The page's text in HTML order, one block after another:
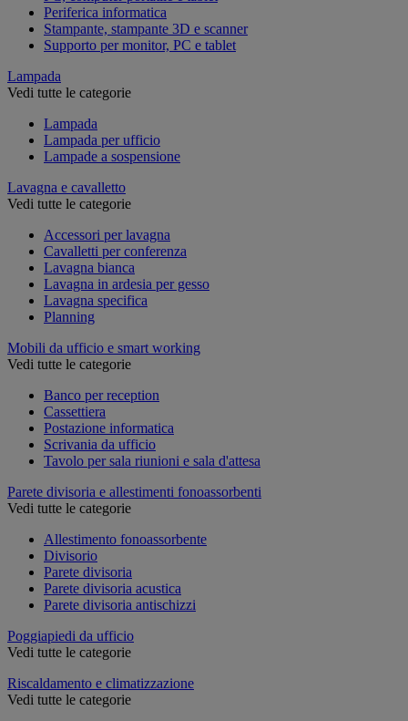
Periferica informatica
Stampante, stampante 3D e scanner
Supporto per monitor, PC e tablet
Lampada
Vedi tutte le categorie
Lampada
Lampada per ufficio
Lampade a sospensione
Lavagna e cavalletto
Vedi tutte le categorie
Accessori per lavagna
Cavalletti per conferenza
Lavagna bianca
Lavagna in ardesia per gesso
Lavagna specifica
Planning
Mobili da ufficio e smart working
Vedi tutte le categorie
Banco per reception
Cassettiera
Postazione informatica
Scrivania da ufficio
Tavolo per sala riunioni e sala d'attesa
Parete divisoria e allestimenti fonoassorbenti
Vedi tutte le categorie
Allestimento fonoassorbente
Divisorio
Parete divisoria
Parete divisoria acustica
Parete divisoria antischizzi
Poggiapiedi da ufficio
Vedi tutte le categorie
Riscaldamento e climatizzazione
Vedi tutte le categorie